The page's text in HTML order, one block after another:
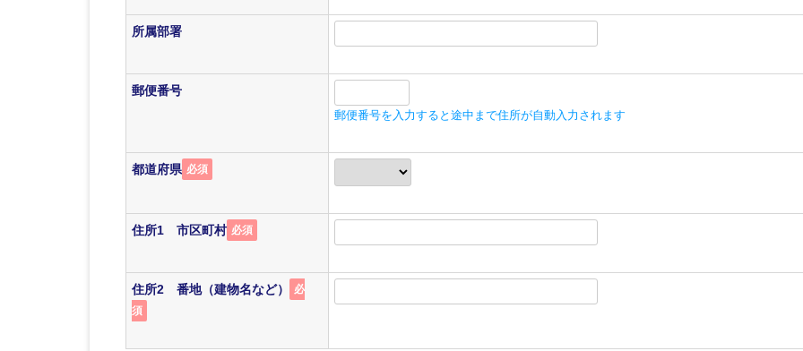
所属部署
郵便番号
郵便番号を入力すると途中まで住所が自動入力されます
都道府県 必須
住所1 市区町村 必須
住所2 番地（建物名など）
必
須